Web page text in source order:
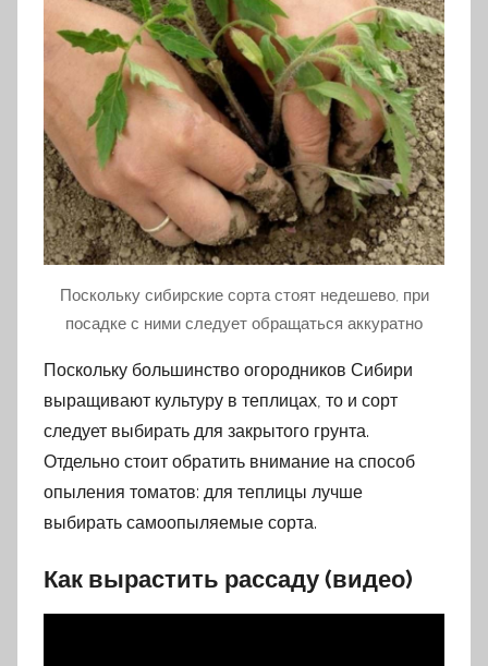
Поскольку сибирские сорта стоят недешево, при
посадке с ними следует обращаться аккуратно
Поскольку большинство огородников Сибири
выращивают культуру в теплицах, то и сорт
следует выбирать для закрытого грунта.
Отдельно стоит обратить внимание на способ
опыления томатов: для теплицы лучше
выбирать самоопыляемые сорта.
Как вырастить рассаду (видео)